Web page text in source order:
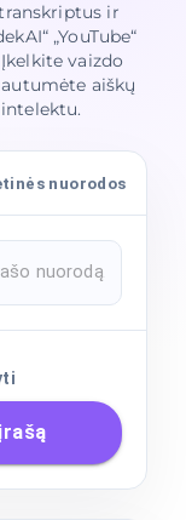
ir
„YouTube“
vaizdo
aiškų
nuorodos